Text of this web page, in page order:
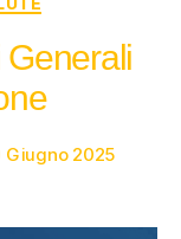
Generali
Giugno 2025